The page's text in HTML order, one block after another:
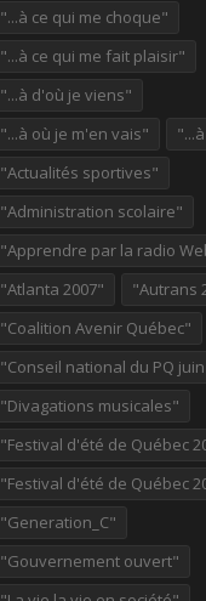
"...à ce qui me choque"
"...à ce qui me fait plaisir"
"...à d'où je viens"
"...à où je m'en vais"
"Actualités sportives"
"Administration scolaire"
"Apprendre par la radio
"Atlanta 2007"
"Autrans
"Coalition Avenir Québec"
"Conseil national du PQ
"Divagations musicales"
"Festival d'été de Québec
"Festival d'été de Québec
"Generation_C"
"Gouvernement ouvert"